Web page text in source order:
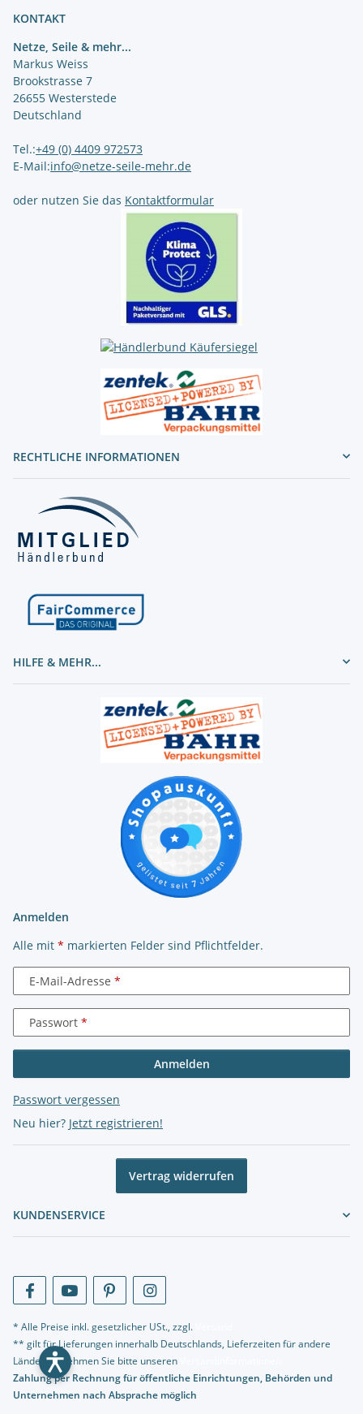
KONTAKT
Netze, Seile & mehr...
Markus Weiss
Brookstrasse 7
26655 Westerstede
Deutschland
Tel.:+49 (0) 4409 972573
E-Mail:info@netze-seile-mehr.de
oder nutzen Sie das Kontaktformular
RECHTLICHE INFORMATIONEN
HILFE & MEHR...
Anmelden
Alle mit * markierten Felder sind Pflichtfelder.
E-Mail-Adresse
Passwort
Anmelden
Passwort vergessen
Neu hier? Jetzt registrieren!
Vertrag widerrufen
KUNDENSERVICE
* Alle Preise inkl. gesetzlicher USt., zzgl.
** gilt für Lieferungen innerhalb Deutschlands, Lieferzeiten für andere
Länder entnehmen Sie bitte unseren
Zahlung per Rechnung für öffentliche Einrichtungen, Behörden und
Unternehmen nach Absprache möglich